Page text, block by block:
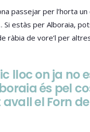
passejar per l’horta
Si estàs per Alboraia,
ràbia de vore’l per
lloc on ja no
és pel
el Forn